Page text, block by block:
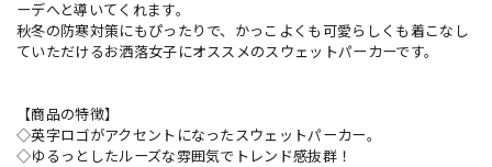
ーデへと導いてくれます。
秋冬の防寒対策にもぴったりで、かっこよくも可愛らしくも着こなし
ていただけるお洒落女子にオススメのスウェットパーカーです。
【商品の特徴】
◇英字ロゴがアクセントになったスウェットパーカー。
◇ゆるっとしたルーズな雰囲気でトレンド感抜群！